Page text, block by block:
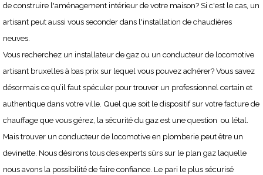
de construire l'aménagement intérieur de votre maison? Si c'est le cas, un
artisant peut aussi vous seconder dans l'installation de chaudières
neuves.
Vous recherchez un installateur de gaz ou un conducteur de locomotive
artisant bruxelles à bas prix sur lequel vous pouvez adhérer? Vous savez
désormais ce qu’il faut spéculer pour trouver un professionnel certain et
authentique dans votre ville. Quel que soit le dispositif sur votre facture de
chauffage que vous gérez, la sécurité du gaz est une question ou létal.
Mais trouver un conducteur de locomotive en plomberie peut être un
devinette. Nous désirons tous des experts sûrs sur le plan gaz laquelle
nous avons la possibilité de faire confiance. Le pari le plus sécurisé